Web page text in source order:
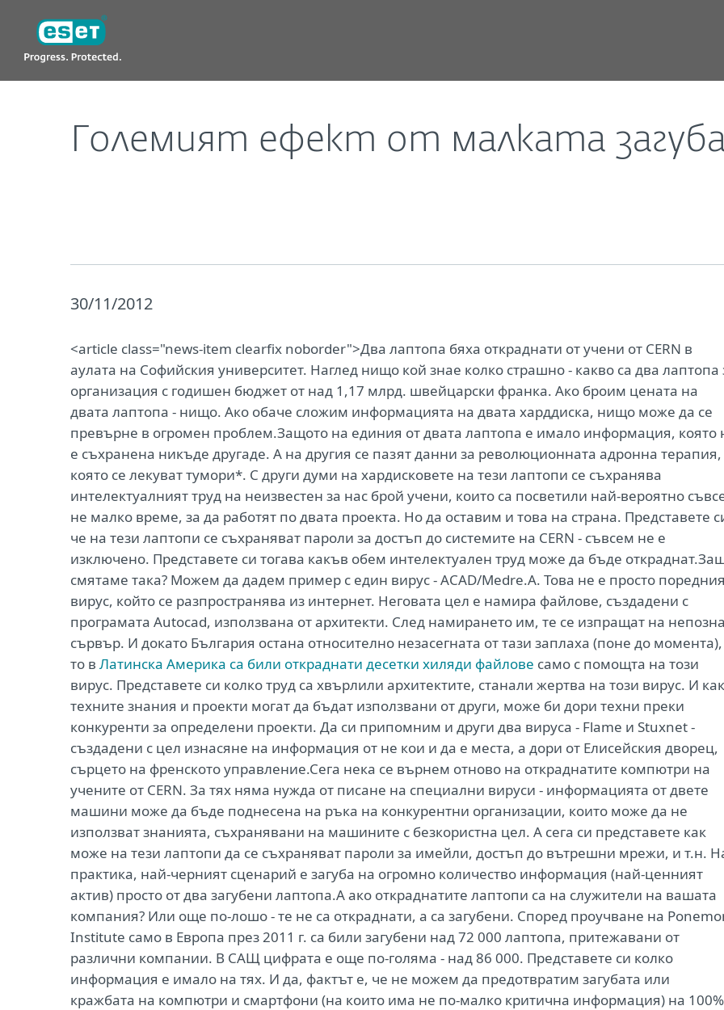
Големият ефект от малката
30/11/2012
<article class="news-item clearfix noborder">Два лаптопа бяха откраднати от учени от CERN в
аулата на Софийския университет. Наглед нищо кой знае колко страшно - какво са два лаптопа
организация с годишен бюджет от над 1,17 млрд. швейцарски франка. Ако броим цената на
двата лаптопа - нищо. Ако обаче сложим информацията на двата харддиска, нищо може да се
превърне в огромен проблем.Защото на единия от двата лаптопа е имало информация, която
е съхранена никъде другаде. А на другия се пазят данни за революционната адронна терапия,
която се лекуват тумори*. С други думи на хардисковете на тези лаптопи се съхранява
интелектуалният труд на неизвестен за нас брой учени, които са посветили най-вероятно
не малко време, за да работят по двата проекта. Но да оставим и това на страна. Представете
че на тези лаптопи се съхраняват пароли за достъп до системите на CERN - съвсем не е
изключено. Представете си тогава какъв обем интелектуален труд може да бъде
смятаме така? Можем да дадем пример с един вирус - ACAD/Medre.A. Това не е просто
вирус, който се разпространява из интернет. Неговата цел е намира файлове, създадени с
програмата Autocad, използвана от архитекти. След намирането им, те се изпращат на
сървър. И докато България остана относително незасегната от тази заплаха (поне до момента),
то в Латинска Америка са били откраднати десетки хиляди файлове само с помощта на този
вирус. Представете си колко труд са хвърлили архитектите, станали жертва на този вирус. И как
техните знания и проекти могат да бъдат използвани от други, може би дори техни преки
конкуренти за определени проекти. Да си припомним и други два вируса - Flame и Stuxnet -
създадени с цел изнасяне на информация от не кои и да е места, а дори от Елисейския дворец,
сърцето на френското управление.Сега нека се върнем отново на откраднатите компютри на
учените от CERN. За тях няма нужда от писане на специални вируси - информацията от двете
машини може да бъде поднесена на ръка на конкурентни организации, които може да не
използват знанията, съхранявани на машините с безкористна цел. А сега си представете как
може на тези лаптопи да се съхраняват пароли за имейли, достъп до вътрешни мрежи, и т.н.
практика, най-черният сценарий е загуба на огромно количество информация (най-ценният
актив) просто от два загубени лаптопа.А ако откраднатите лаптопи са на служители на вашата
компания? Или още по-лошо - те не са откраднати, а са загубени. Според проучване на
Institute само в Европа през 2011 г. са били загубени над 72 000 лаптопа, притежавани от
различни компании. В САЩ цифрата е още по-голяма - над 86 000. Представете си колко
информация е имало на тях. И да, фактът е, че не можем да предотвратим загубата или
кражбата на компютри и смартфони (на които има не по-малко критична информация) на
BG За нас
ESET